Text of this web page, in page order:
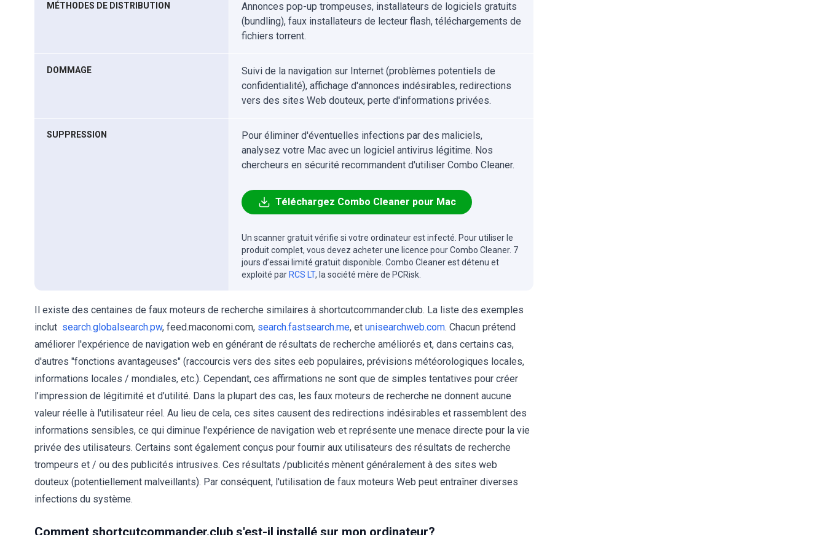
MÉTHODES DE DISTRIBUTION
Annonces pop-up trompeuses, installateurs de logiciels gratuits
(bundling), faux installateurs de lecteur flash, téléchargements de
fichiers torrent.
DOMMAGE
Suivi de la navigation sur Internet (problèmes potentiels de
confidentialité), affichage d'annonces indésirables, redirections
vers des sites Web douteux, perte d'informations privées.
SUPPRESSION
Pour éliminer d'éventuelles infections par des maliciels,
analysez votre Mac avec un logiciel antivirus légitime. Nos
chercheurs en sécurité recommandent d'utiliser Combo Cleaner.
Téléchargez Combo Cleaner pour Mac
Un scanner gratuit vérifie si votre ordinateur est infecté. Pour utiliser le
produit complet, vous devez acheter une licence pour Combo Cleaner. 7
jours d’essai limité gratuit disponible. Combo Cleaner est détenu et
exploité par RCS LT, la société mère de PCRisk.
Il existe des centaines de faux moteurs de recherche similaires à shortcutcommander.club. La liste des exemples
inclut search.globalsearch.pw, feed.maconomi.com, search.fastsearch.me, et unisearchweb.com. Chacun prétend
améliorer l'expérience de navigation web en générant de résultats de recherche améliorés et, dans certains cas,
d'autres "fonctions avantageuses" (raccourcis vers des sites eeb populaires, prévisions météorologiques locales,
informations locales / mondiales, etc.). Cependant, ces affirmations ne sont que de simples tentatives pour créer
l’impression de légitimité et d’utilité. Dans la plupart des cas, les faux moteurs de recherche ne donnent aucune
valeur réelle à l'utilisateur réel. Au lieu de cela, ces sites causent des redirections indésirables et rassemblent des
informations sensibles, ce qui diminue l'expérience de navigation web et représente une menace directe pour la vie
privée des utilisateurs. Certains sont également conçus pour fournir aux utilisateurs des résultats de recherche
trompeurs et / ou des publicités intrusives. Ces résultats /publicités mènent généralement à des sites web
douteux (potentiellement malveillants). Par conséquent, l'utilisation de faux moteurs Web peut entraîner diverses
infections du système.
Comment shortcutcommander.club s'est-il installé sur mon ordinateur?